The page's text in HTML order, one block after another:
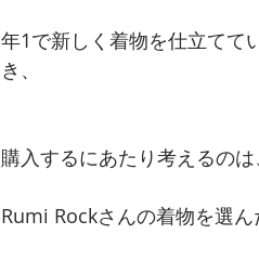
年1で新しく着物を仕立てて
き、
購入するにあたり考えるの
Rumi Rockさんの着物を選ん